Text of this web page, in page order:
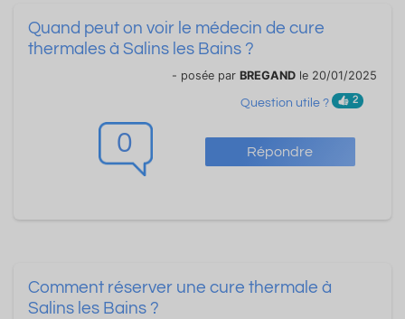
0 Répondre
Quand peut on voir le médecin de cure
thermales à Salins les Bains ?
- posée par BREGAND le 20/01/2025
Question utile ? 2
Comment réserver une cure thermale à
Salins les Bains ?